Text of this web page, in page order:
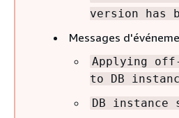
version has
Messages
Applying
to DB
DB instance